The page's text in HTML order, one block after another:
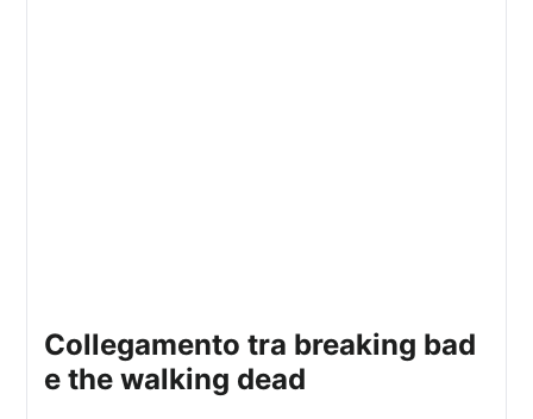
collegamento tra breaking bad
e the walking dead